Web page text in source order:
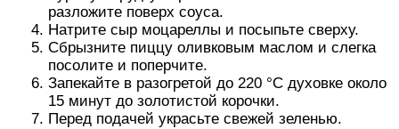
разложите поверх соуса.
Натрите сыр моцареллы и посыпьте сверху.
Сбрызните пиццу оливковым маслом и слегка
посолите и поперчите.
Запекайте в разогретой до 220 °C духовке около
15 минут до золотистой корочки.
Перед подачей украсьте свежей зеленью.